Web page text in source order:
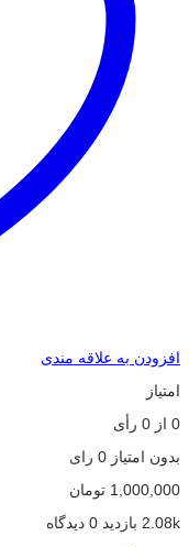
افزودن به علاقه مندی
امتیاز
0 از 0 رأی
بدون امتیاز 0 رای
1,000,000 تومان
2.08k بازدید